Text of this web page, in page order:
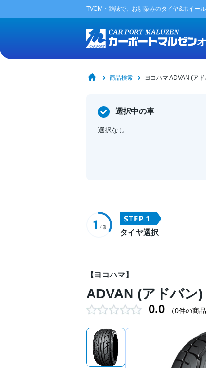
TVCM・雑誌で、お馴染みのタイヤ&ホイー
商品検索 ヨコハマ ADVAN (ア
選択中の車
選択なし
タイヤ選択
【ヨコハマ】
ADVAN (アドバン
0.0 （0件の商